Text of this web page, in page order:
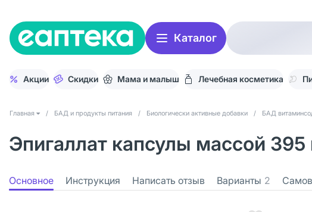
Каталог
Акции Скидки Мама и малыш Лечебная косметика
Главная / БАД и продукты питания / Биологически активные добавки / БАД
Эпигаллат капсулы массой
Основное Инструкция Написать отзыв Варианты 2